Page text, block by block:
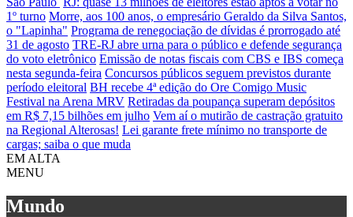
1º turno Morre, aos 100 anos, o empresário Geraldo da Silva Santos,
o "Lapinha" Programa de renegociação de dívidas é prorrogado até
31 de agosto TRE-RJ abre urna para o público e defende segurança
do voto eletrônico Emissão de notas fiscais com CBS e IBS começa
nesta segunda-feira Concursos públicos seguem previstos durante
período eleitoral BH recebe 4ª edição do Ore Comigo Music
Festival na Arena MRV Retiradas da poupança superam depósitos
em R$ 7,15 bilhões em julho Vem aí o mutirão de castração gratuito
na Regional Alterosas! Lei garante frete mínimo no transporte de
cargas; saiba o que muda
EM ALTA
MENU
Mundo